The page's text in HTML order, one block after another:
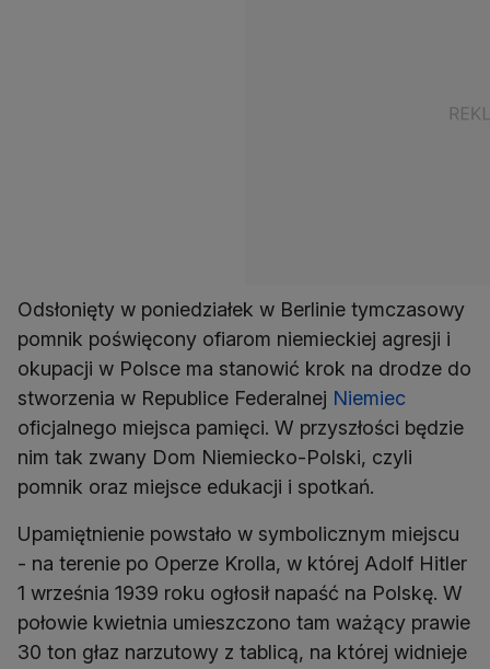
Odsłonięty w poniedziałek w Berlinie tymczasowy
pomnik poświęcony ofiarom niemieckiej agresji i
okupacji w Polsce ma stanowić krok na drodze do
stworzenia w Republice Federalnej Niemiec
oficjalnego miejsca pamięci. W przyszłości będzie
nim tak zwany Dom Niemiecko-Polski, czyli
pomnik oraz miejsce edukacji i spotkań.
Upamiętnienie powstało w symbolicznym miejscu
- na terenie po Operze Krolla, w której Adolf Hitler
1 września 1939 roku ogłosił napaść na Polskę. W
połowie kwietnia umieszczono tam ważący prawie
30 ton głaz narzutowy z tablicą, na której widnieje